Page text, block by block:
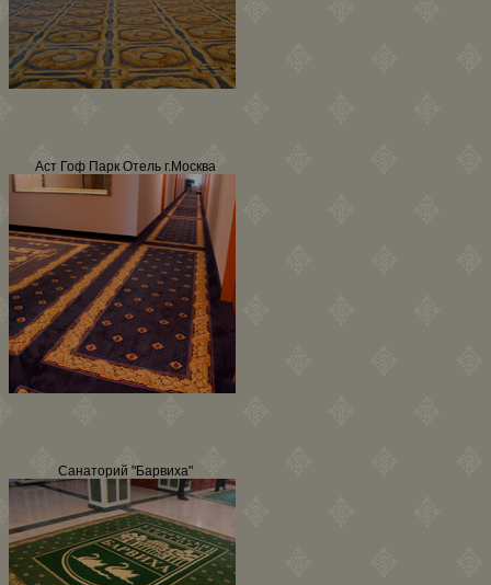
Аст Гоф Парк Отель г.Москва
Санаторий "Барвиха"